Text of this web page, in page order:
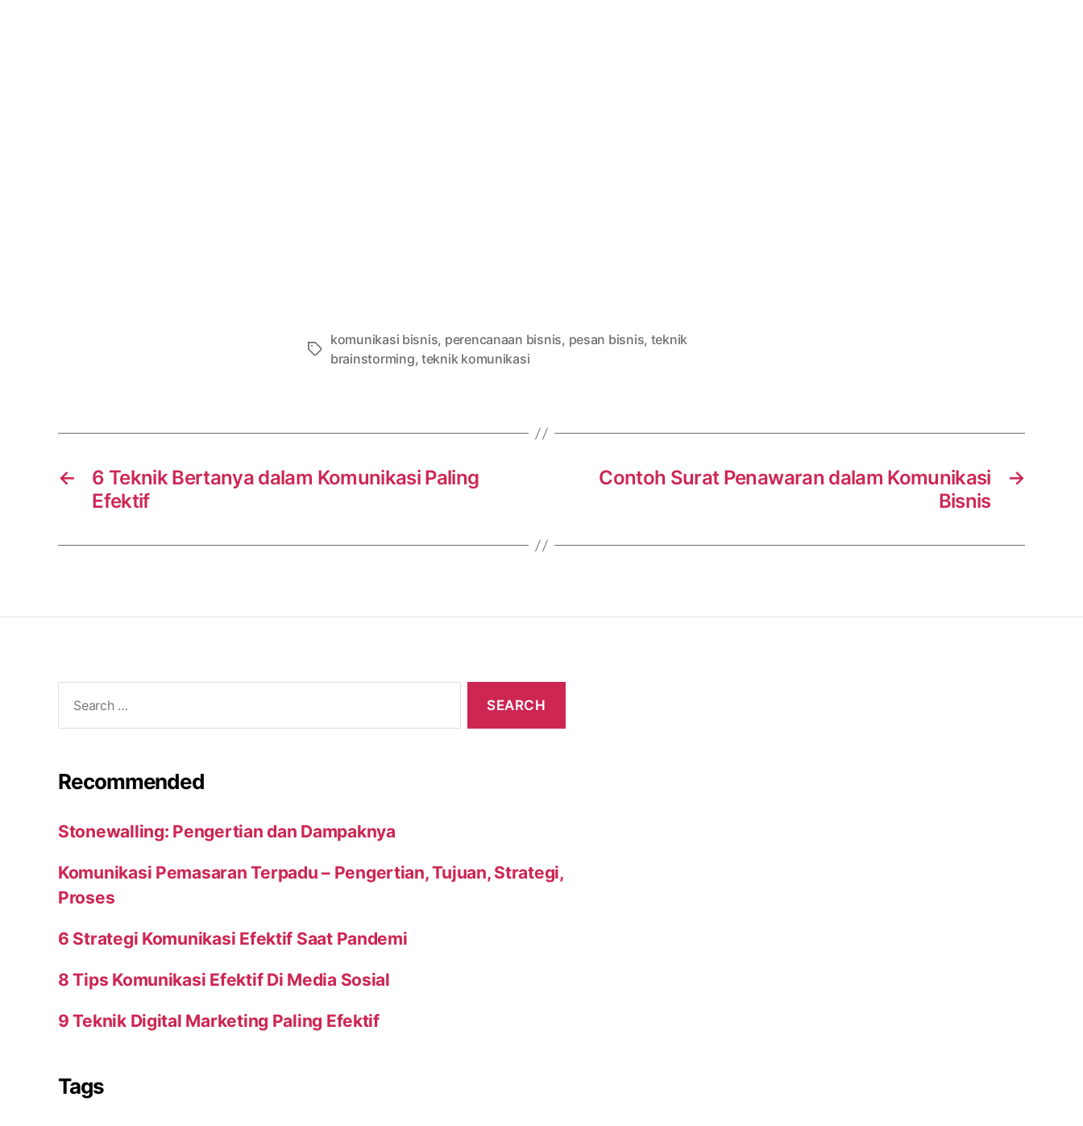
Tags
komunikasi bisnis, perencanaan bisnis, pesan bisnis, teknik
brainstorming, teknik komunikasi
←
6 Teknik Bertanya dalam Komunikasi Paling
Efektif
→
Contoh Surat Penawaran dalam Komunikasi
Bisnis
for:
Recommended
Stonewalling: Pengertian dan Dampaknya
Komunikasi Pemasaran Terpadu – Pengertian, Tujuan, Strategi,
Proses
6 Strategi Komunikasi Efektif Saat Pandemi
8 Tips Komunikasi Efektif Di Media Sosial
9 Teknik Digital Marketing Paling Efektif
Tags